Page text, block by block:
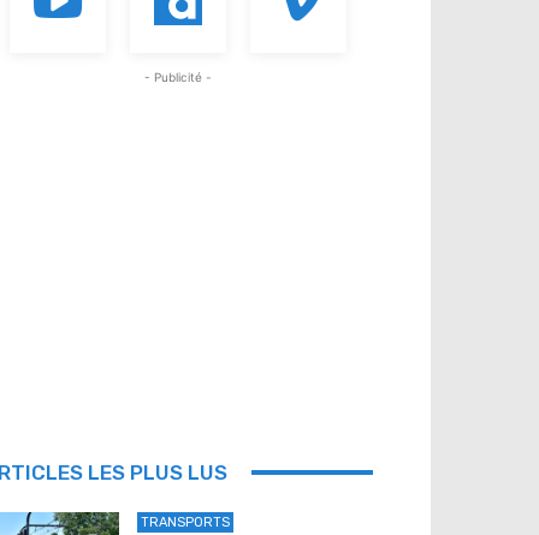
- Publicité -
LES PLUS LUS
TRANSPORTS